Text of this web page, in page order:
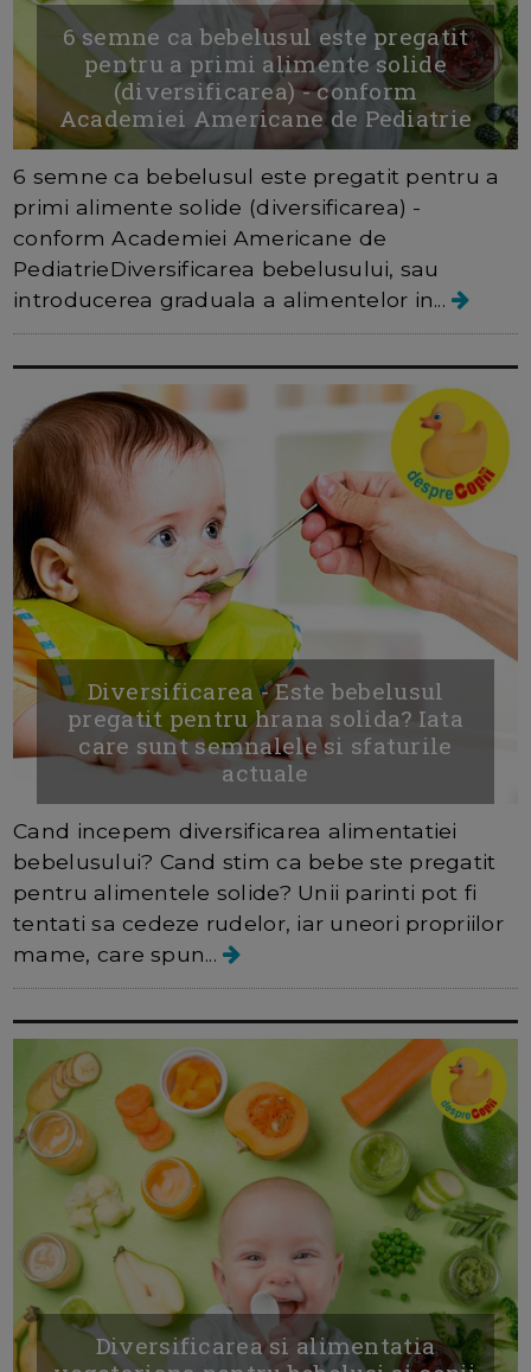
6 semne ca bebelusul este pregatit
pentru a primi alimente solide
(diversificarea) - conform
Academiei Americane de Pediatrie
6 semne ca bebelusul este pregatit pentru a
primi alimente solide (diversificarea) -
conform Academiei Americane de
PediatrieDiversificarea bebelusului, sau
introducerea graduala a alimentelor in...
Diversificarea - Este bebelusul
pregatit pentru hrana solida? Iata
care sunt semnalele si sfaturile
actuale
Cand incepem diversificarea alimentatiei
bebelusului? Cand stim ca bebe ste pregatit
pentru alimentele solide? Unii parinti pot fi
tentati sa cedeze rudelor, iar uneori propriilor
mame, care spun...
Diversificarea si alimentatia